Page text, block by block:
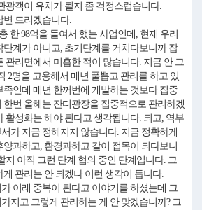
광객이 유치가 될지 좀 걱정스럽습니다.
드리겠습니다.
한 98억을 들여서 했는 사업인데, 현재 우리
단계가 아니고, 초기단계를 거치다보니까 잡
관리면에서 미흡한 적이 많습니다. 지금 안 그
2명을 고용해서 매년 풀뽑고 관리를 하고 있
족인데 매년 한꺼번에 개발하는 것보다 집중
한번 올해는 잔디광장을 집중적으로 관리하겠
활성화는 해야 된다고 생각됩니다. 되고, 역부
가 지금 정해지지 않습니다. 지금 정확하게
과하고, 환경과하고 같이 접목이 되다보니
지 아직 그런 단계 협의 중인 단계입니다. 그
관리는 안 되겠나 이런 생각이 듭니다.
이래 중복이 된다고 이야기를 하셨는데 그
지고 그렇게 관리하는 게 안 맞겠습니까? 그